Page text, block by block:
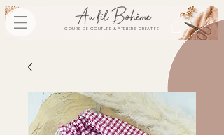
COURS DE COUTURE & ATELIERS CRÉATIFS